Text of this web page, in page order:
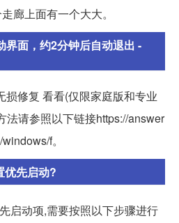
廊上面有一个大大。
界面，约2分钟后自动退出 -
损修复 看看(仅限家庭版和专业
法请参照以下链接https://answer
f。
优先启动?
启动项,需要按照以下步骤进行